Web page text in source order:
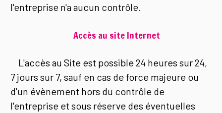
l'entreprise n'a aucun contrôle.
Accès au site Internet
L'accès au Site est possible 24 heures sur 24,
7 jours sur 7, sauf en cas de force majeure ou
d'un évènement hors du contrôle de
l'entreprise et sous réserve des éventuelles